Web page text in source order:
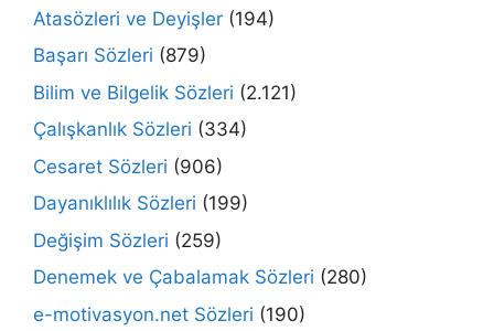
Atasözleri ve Deyişler (194)
Başarı Sözleri (879)
Bilim ve Bilgelik Sözleri (2.121)
Çalışkanlık Sözleri (334)
Cesaret Sözleri (906)
Dayanıklılık Sözleri (199)
Değişim Sözleri (259)
Denemek ve Çabalamak Sözleri (280)
e-motivasyon.net Sözleri (190)